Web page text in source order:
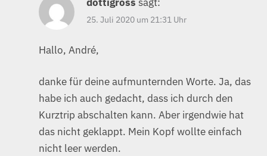
25. Juli 2020 um 21:31 Uhr
Hallo, André,
danke für deine aufmunternden Worte. Ja, das
habe ich auch gedacht, dass ich durch den
Kurztrip abschalten kann. Aber irgendwie hat
das nicht geklappt. Mein Kopf wollte einfach
nicht leer werden.